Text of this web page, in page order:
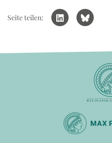
Seite teilen: